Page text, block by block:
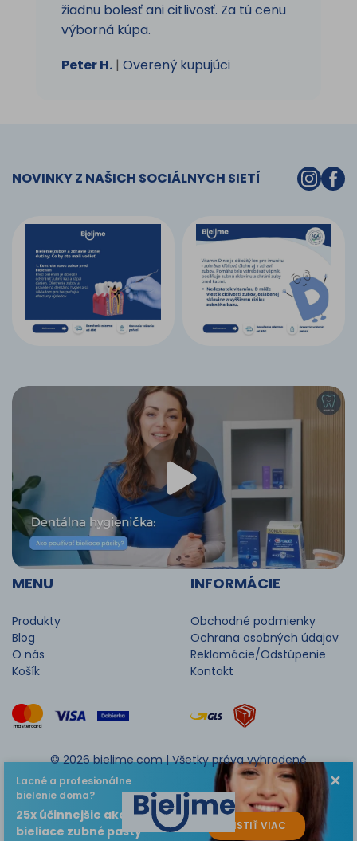
✕
Lacné a profesionálne
bielenie doma?
25x účinnejšie ako
bieliace zubné pasty
ZISTIŤ VIAC
žiadnu bolesť ani citlivosť. Za tú cenu
výborná kúpa.
Peter H. | Overený kupujúci
NOVINKY Z NAŠICH SOCIÁLNYCH SIETÍ
MENU
Produkty
Blog
O nás
Košík
INFORMÁCIE
Obchodné podmienky
Ochrana osobných údajov
Reklamácie/Odstúpenie
Kontakt
© 2026 bielime.com |Všetky práva vyhradené